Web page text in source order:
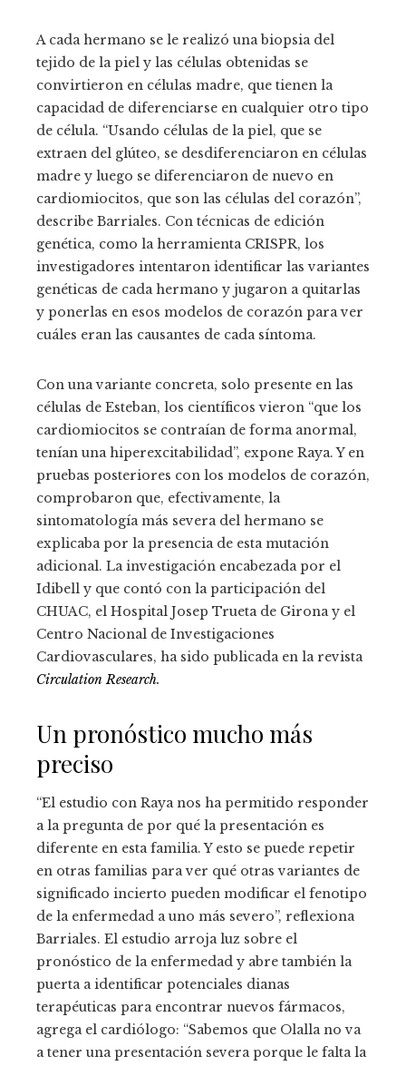
A cada hermano se le realizó una biopsia del
tejido de la piel y las células obtenidas se
convirtieron en células madre, que tienen la
capacidad de diferenciarse en cualquier otro tipo
de célula. “Usando células de la piel, que se
extraen del glúteo, se desdiferenciaron en células
madre y luego se diferenciaron de nuevo en
cardiomiocitos, que son las células del corazón”,
describe Barriales. Con técnicas de edición
genética, como la herramienta CRISPR, los
investigadores intentaron identificar las variantes
genéticas de cada hermano y jugaron a quitarlas
y ponerlas en esos modelos de corazón para ver
cuáles eran las causantes de cada síntoma.
Con una variante concreta, solo presente en las
células de Esteban, los científicos vieron “que los
cardiomiocitos se contraían de forma anormal,
tenían una hiperexcitabilidad”, expone Raya. Y en
pruebas posteriores con los modelos de corazón,
comprobaron que, efectivamente, la
sintomatología más severa del hermano se
explicaba por la presencia de esta mutación
adicional. La investigación encabezada por el
Idibell y que contó con la participación del
CHUAC, el Hospital Josep Trueta de Girona y el
Centro Nacional de Investigaciones
Cardiovasculares, ha sido publicada en la revista
Circulation Research.
Un pronóstico mucho más
preciso
“El estudio con Raya nos ha permitido responder
a la pregunta de por qué la presentación es
diferente en esta familia. Y esto se puede repetir
en otras familias para ver qué otras variantes de
significado incierto pueden modificar el fenotipo
de la enfermedad a uno más severo”, reflexiona
Barriales. El estudio arroja luz sobre el
pronóstico de la enfermedad y abre también la
puerta a identificar potenciales dianas
terapéuticas para encontrar nuevos fármacos,
agrega el cardiólogo: “Sabemos que Olalla no va
a tener una presentación severa porque le falta la